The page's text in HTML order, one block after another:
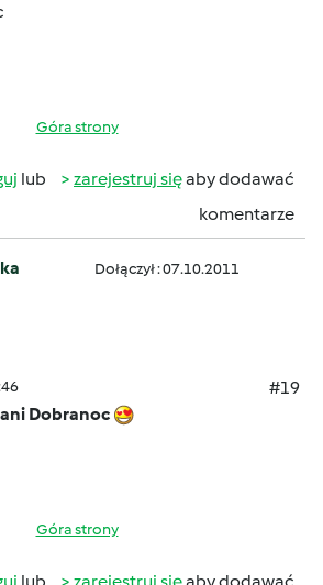
Góra strony
lub zarejestruj sięaby dodawać
komentarze
Dołączył : 07.10.2011
#19
Dobranoc
Góra strony